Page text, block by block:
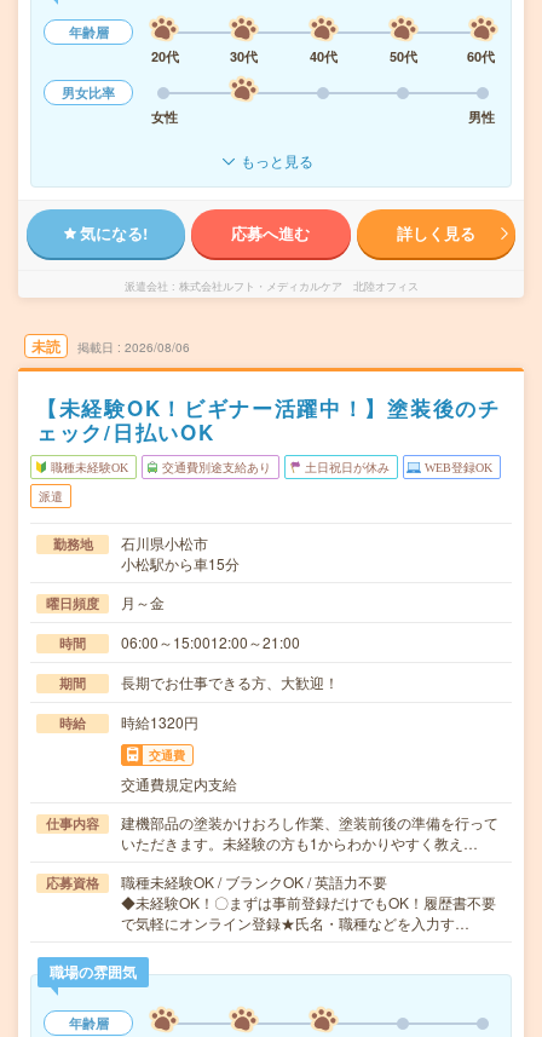
年齢層
20代
30代 40代 50代
60代
男女比率
女性
男性
もっと見る
気になる! 応募へ進む 詳しく見る
派遣会社 株式会社ルフト・メディカルケア 北陸オフィス
未読 掲載日 2026/08/06
【未経験OK！ビギナー活躍中！】塗装後のチ
ェック/日払いOK
職種未経験OK 交通費別途支給あり 土日祝日が休み WEB登録OK
派遣
勤務地
石川県小松市
小松駅から車15分
曜日頻度 月～金
時間 06:00～15:0012:00～21:00
期間 長期でお仕事できる方、大歓迎！
時給 時給1320円
交通費
交通費規定内支給
仕事内容
建機部品の塗装かけおろし作業、塗装前後の準備を行って
いただきます。未経験の方も1からわかりやすく教え…
応募資格
職種未経験OK / ブランクOK / 英語力不要
◆未経験OK！〇まずは事前登録だけでもOK！履歴書不要
で気軽にオンライン登録★氏名・職種などを入力す…
職場の雰囲気
年齢層